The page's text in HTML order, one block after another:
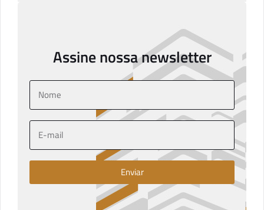
Assine nossa newsletter
Enviar